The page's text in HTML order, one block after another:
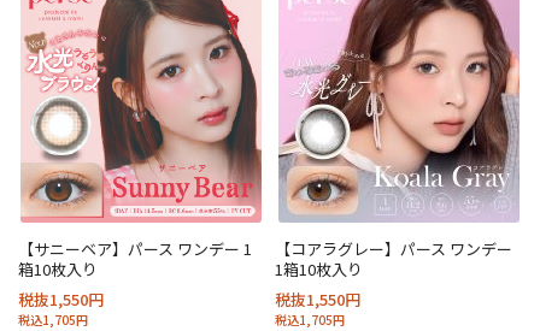
【サニーベア】パース ワンデー 1
箱10枚入り
税抜1,550円
税込1,705円
【コアラグレー】パース ワンデー
1箱10枚入り
税抜1,550円
税込1,705円